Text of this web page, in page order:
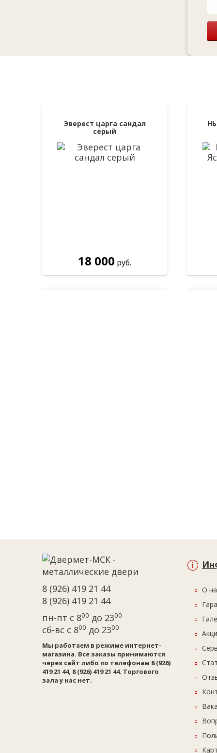
Эверест царга сандал
серый
18 000 руб.
8 (926) 419 21 44
8 (926) 419 21 44
пн-пт с 800 до 2300
сб-вс с 800 до 2300
Мы работаем в режиме интернет-
магазина. Все заказы принимаются
через сайт либо по телефонам 8 (926)
419 21 44, 8 (926) 419 21 44. Торгового
зала у нас нет.
О